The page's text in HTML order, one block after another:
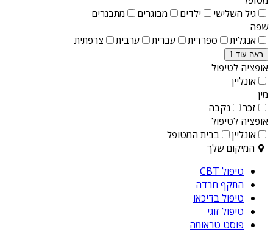
גיל השלישי
ילדים מבוגרים
מתבגרים
שפה
אנגלית
ספרדית עברית ערבית צרפתית
ראה עוד 1
אופציה לטיפול
אונליין
מין
זכר
נקבה
אופציה לטיפול
אונליין
בבית המטופל
המיקום שלך
טיפול CBT
התקף חרדה
טיפול בדיכאו
טיפול זוגי
פוסט טראומה